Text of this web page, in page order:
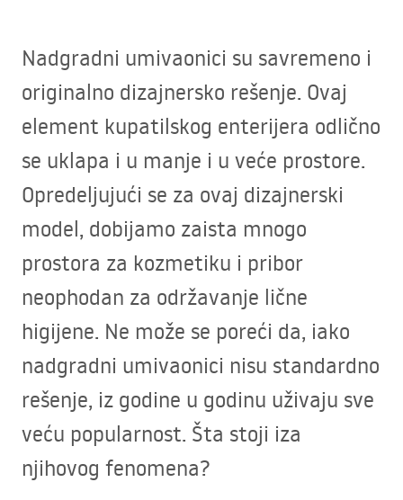
Nadgradni umivaonici su savremeno i
originalno dizajnersko rešenje. Ovaj
element kupatilskog enterijera odlično
se uklapa i u manje i u veće prostore.
Opredeljujući se za ovaj dizajnerski
model, dobijamo zaista mnogo
prostora za kozmetiku i pribor
neophodan za održavanje lične
higijene. Ne može se poreći da, iako
nadgradni umivaonici nisu standardno
rešenje, iz godine u godinu uživaju sve
veću popularnost. Šta stoji iza
njihovog fenomena?